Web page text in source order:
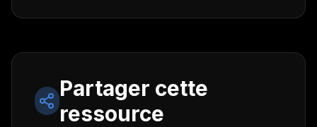
Partager cette
ressource